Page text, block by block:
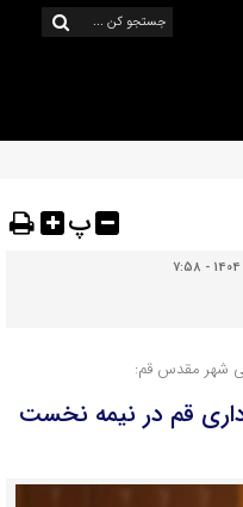
پ
شهر مقدس قم:
قم در نیمه نخست